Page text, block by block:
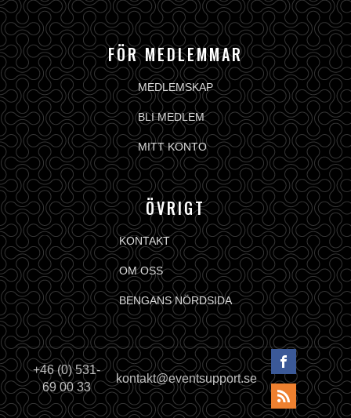
FÖR MEDLEMMAR
MEDLEMSKAP
BLI MEDLEM
MITT KONTO
ÖVRIGT
KONTAKT
OM OSS
BENGANS NÖRDSIDA
+46 (0) 531-
69 00 33
kontakt@eventsupport.se